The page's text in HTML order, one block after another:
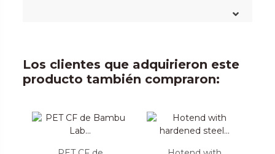
Los clientes que adquirieron este
producto también compraron: